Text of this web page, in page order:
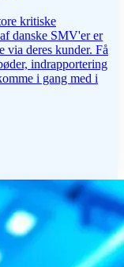
kritiske
danske SMV'er er
via deres kunder. Få
indrapportering
i gang med i